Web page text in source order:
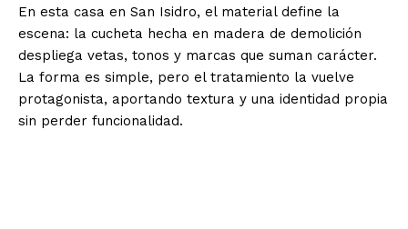
En esta casa en San Isidro, el material define la
escena: la cucheta hecha en madera de demolición
despliega vetas, tonos y marcas que suman carácter.
La forma es simple, pero el tratamiento la vuelve
protagonista, aportando textura y una identidad propia
sin perder funcionalidad.